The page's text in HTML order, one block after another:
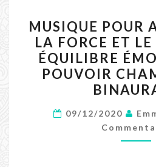
LA
ET
LE
|
MUSIQUE POUR
LA FORCE ET LE
ÉQUILIBRE
POUVOIR
09/12/2020